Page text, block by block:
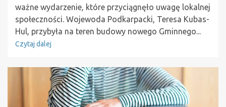
ważne wydarzenie, które przyciągnęło uwagę lokalnej
społeczności. Wojewoda Podkarpacki, Teresa Kubas-
Hul, przybyła na teren budowy nowego Gminnego...
Czytaj dalej